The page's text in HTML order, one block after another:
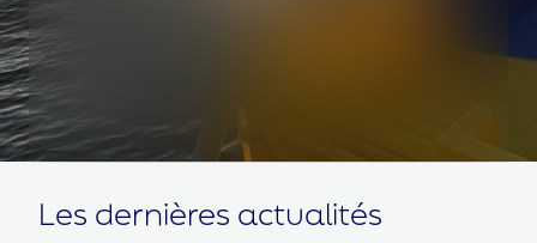
Les dernières actualités